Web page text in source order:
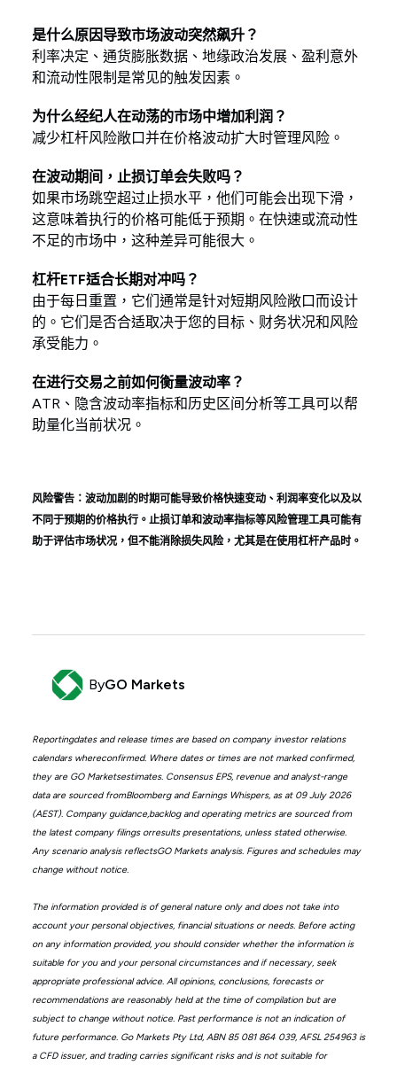
是什么原因导致市场波动突然飙升？
利率决定、通货膨胀数据、地缘政治发展、盈利意外
和流动性限制是常见的触发因素。
为什么经纪人在动荡的市场中增加利润？
减少杠杆风险敞口并在价格波动扩大时管理风险。
在波动期间，止损订单会失败吗？
如果市场跳空超过止损水平，他们可能会出现下滑，
这意味着执行的价格可能低于预期。在快速或流动性
不足的市场中，这种差异可能很大。
杠杆ETF适合长期对冲吗？
由于每日重置，它们通常是针对短期风险敞口而设计
的。它们是否合适取决于您的目标、财务状况和风险
承受能力。
在进行交易之前如何衡量波动率？
ATR、隐含波动率指标和历史区间分析等工具可以帮
助量化当前状况。
风险警告：波动加剧的时期可能导致价格快速变动、利润率变化以及以
不同于预期的价格执行。止损订单和波动率指标等风险管理工具可能有
助于评估市场状况，但不能消除损失风险，尤其是在使用杠杆产品时。
ByGO Markets
Reportingdates and release times are based on company investor relations
calendars whereconfirmed. Where dates or times are not marked confirmed,
they are GO Marketsestimates. Consensus EPS, revenue and analyst-range
data are sourced fromBloomberg and Earnings Whispers, as at 09 July 2026
(AEST). Company guidance,backlog and operating metrics are sourced from
the latest company filings orresults presentations, unless stated otherwise.
Any scenario analysis reflectsGO Markets analysis. Figures and schedules may
change without notice.
The information provided is of general nature only and does not take into
account your personal objectives, financial situations or needs. Before acting
on any information provided, you should consider whether the information is
suitable for you and your personal circumstances and if necessary, seek
appropriate professional advice. All opinions, conclusions, forecasts or
recommendations are reasonably held at the time of compilation but are
subject to change without notice. Past performance is not an indication of
future performance. Go Markets Pty Ltd, ABN 85 081 864 039, AFSL 254963 is
a CFD issuer, and trading carries significant risks and is not suitable for